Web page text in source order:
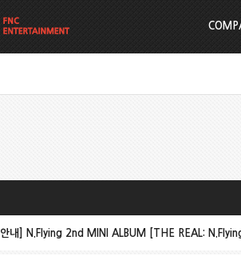
[안내] N.Flying 2nd MINI ALBUM [THE REAL: